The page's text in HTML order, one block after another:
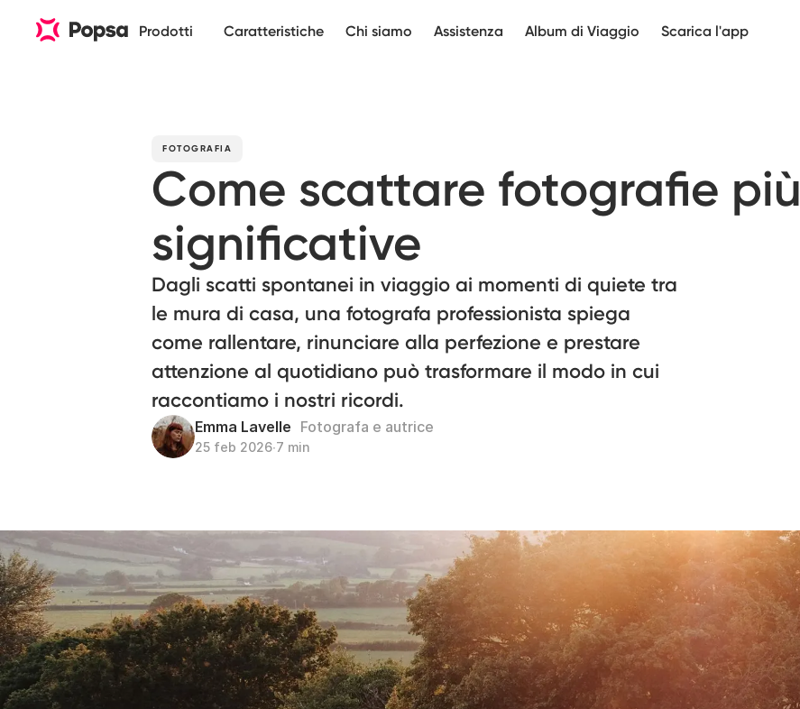
Prodotti Caratteristiche Chi siamo Assistenza Album di Viaggio Scarica l'app
FOTOGRAFIA
Come scattare fotografie più
significative
Dagli scatti spontanei in viaggio ai momenti di quiete tra
le mura di casa, una fotografa professionista spiega
come rallentare, rinunciare alla perfezione e prestare
attenzione al quotidiano può trasformare il modo in cui
raccontiamo i nostri ricordi.
Emma Lavelle Fotografa e autrice
25 feb 2026∙7 min